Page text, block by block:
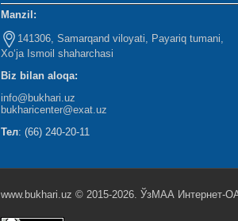
Manzil:
141306, Samarqand viloyati, Payariq tumani,
Xo‘ja Ismoil shaharchasi
Biz bilan aloqa:
info@bukhari.uz
bukharicenter@exat.uz
Тел: (66) 240-20-11
www.bukhari.uz © 2015-2026. ЎзМАА Интернет-